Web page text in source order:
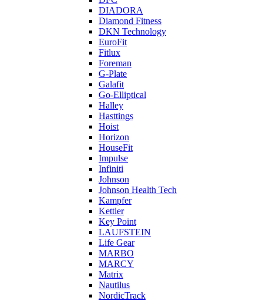
DIADORA
Diamond Fitness
DKN Technology
EuroFit
Fitlux
Foreman
G-Plate
Galafit
Go-Elliptical
Halley
Hasttings
Hoist
Horizon
HouseFit
Impulse
Infiniti
Johnson
Johnson Health Tech
Kampfer
Kettler
Key Point
LAUFSTEIN
Life Gear
MARBO
MARCY
Matrix
Nautilus
NordicTrack